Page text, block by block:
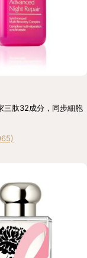
三肽32成分，同步細胞